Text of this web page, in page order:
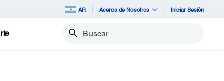
AR Acerca de Nosotros Iniciar Sesión
Buscar